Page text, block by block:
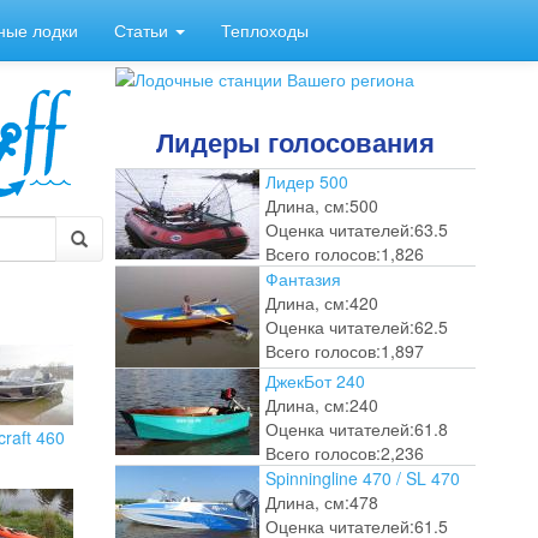
лодки Статьи Теплоходы
460
Лидеры голосования
Лидер 500
Длина, см:500
Оценка читателей:63.5
Всего голосов:1,826
Фантазия
Длина, см:420
Оценка читателей:62.5
Всего голосов:1,897
ДжекБот 240
Длина, см:240
Оценка читателей:61.8
Всего голосов:2,236
Spinningline 470 / SL 470
Длина, см:478
Оценка читателей:61.5